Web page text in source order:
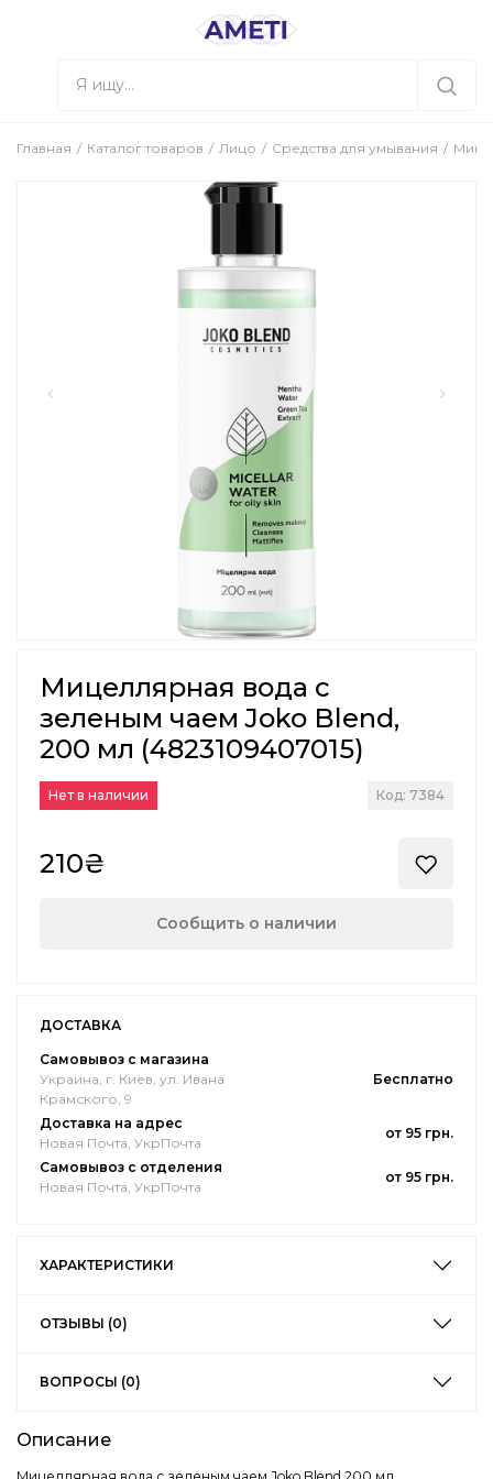
Главная Каталог товаров Лицо Средства для умывания
Мицеллярная вода с
зеленым чаем Joko Blend,
200 мл (4823109407015)
Нет в наличии Код: 7384
210₴
Сообщить о наличии
ДОСТАВКА
Самовывоз с магазина
Украина, г. Киев, ул. Ивана
Крамского, 9
Бесплатно
Доставка на адрес
Новая Почта, УкрПочта
от 95 грн.
Самовывоз с отделения
Новая Почта, УкрПочта
от 95 грн.
ХАРАКТЕРИСТИКИ
ОТЗЫВЫ (0)
ВОПРОСЫ (0)
Описание